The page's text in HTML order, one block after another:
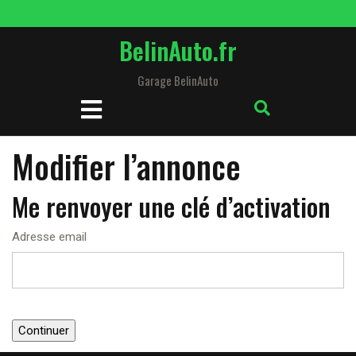
to
BelinAuto.fr
Garage BelinAuto
Open
Button
Modifier l’annonce
Me renvoyer une clé d’activation
Adresse email